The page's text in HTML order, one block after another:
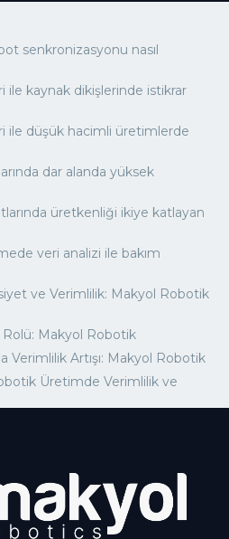
senkronizasyonu nasıl
ile kaynak dikişlerinde istikrar
ile düşük hacimli üretimlerde
dar alanda yüksek
üretkenliği ikiye katlayan
veri analizi ile bakım
ve Verimlilik: Makyol Robotik
Rolü: Makyol Robotik
Artışı: Makyol Robotik
Üretimde Verimlilik ve